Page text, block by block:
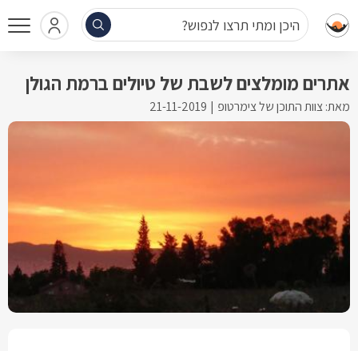
היכן ומתי תרצו לנפוש?
אתרים מומלצים לשבת של טיולים ברמת הגולן
מאת: צוות התוכן של צימרטופ 21-11-2019